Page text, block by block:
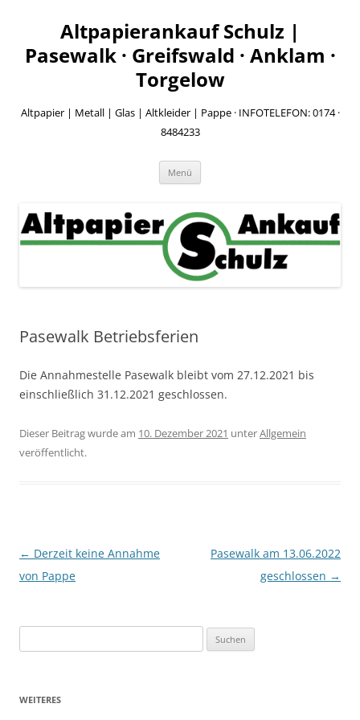
springenAltpapierankauf Schulz |
Pasewalk · Greifswald · Anklam ·
Torgelow
Altpapier | Metall | Glas | Altkleider | Pappe · INFOTELEFON: 0174 ·
8484233
Menü
Pasewalk Betriebsferien
Die Annahmestelle Pasewalk bleibt vom 27.12.2021 bis
einschließlich 31.12.2021 geschlossen.
Dieser Beitrag wurde am 10. Dezember 2021 unterAllgemein
veröffentlicht.
Beitragsnavigation
← Derzeit keine Annahme
von Pappe
Pasewalk am 13.06.2022
geschlossen →
nach:
WEITERES